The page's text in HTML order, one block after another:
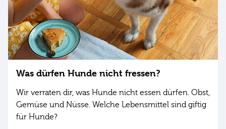
Was dürfen Hunde nicht fressen?
Wir verraten dir, was Hunde nicht essen dürfen. Obst,
Gemüse und Nüsse. Welche Lebensmittel sind giftig
für Hunde?